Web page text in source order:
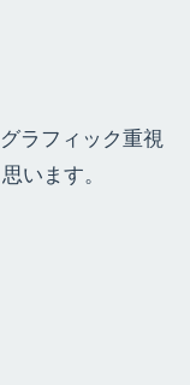
ラフィック重視
います。